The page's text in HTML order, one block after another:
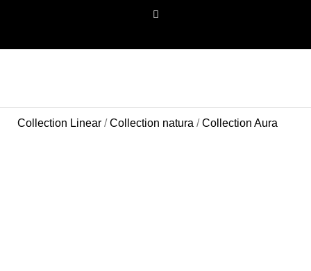
Collection Linear /Collection natura /Collection Aura